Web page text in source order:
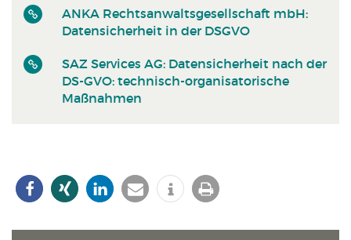
ANKA Rechtsanwaltsgesellschaft mbH:
Datensicherheit in der DSGVO
SAZ Services AG: Datensicherheit nach der
DS-GVO: technisch-organisatorische
Maßnahmen